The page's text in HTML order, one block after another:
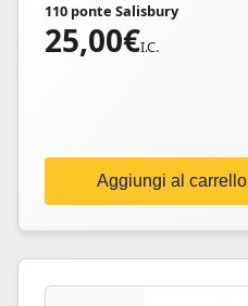
110 ponte Salisbury
25,00€I.C.
Aggiungi al carrello